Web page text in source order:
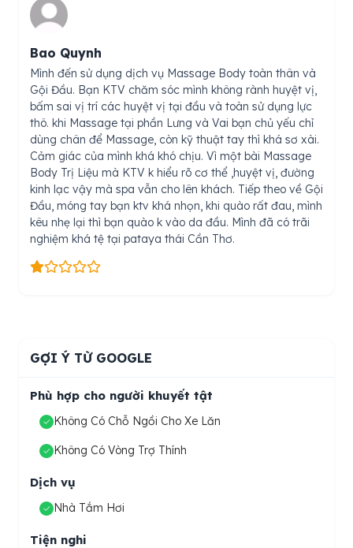
Bao Quynh
Mình đến sử dụng dịch vụ Massage Body toàn thân và
Gội Đầu. Bạn KTV chăm sóc mình không rành huyệt vị,
bấm sai vị trí các huyệt vị tại đầu và toàn sử dụng lực
thô. khi Massage tại phần Lưng và Vai bạn chủ yếu chỉ
dùng chân để Massage, còn kỹ thuật tay thì khá sơ xài.
Cảm giác của mình khá khó chịu. Vì một bài Massage
Body Trị Liệu mà KTV k hiểu rõ cơ thể ,huyệt vị, đường
kinh lạc vậy mà spa vẫn cho lên khách. Tiếp theo về Gội
Đầu, móng tay bạn ktv khá nhọn, khi quào rất đau, mình
kêu nhẹ lại thì bạn quào k vào da đầu. Mình đã có trãi
nghiệm khá tệ tại pataya thái Cần Thơ.
GỢI Ý TỪ GOOGLE
Phù hợp cho người khuyết tật
Không Có Chỗ Ngồi Cho Xe Lăn
Không Có Vòng Trợ Thính
Dịch vụ
Nhà Tắm Hơi
Tiện nghi